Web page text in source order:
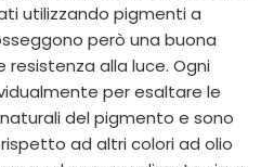
utilizzando pigmenti a
però una buona
alla luce. Ogni
per esaltare le
del pigmento e sono
ad altri colori ad olio